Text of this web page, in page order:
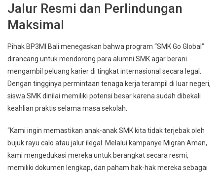
Jalur Resmi dan Perlindungan
Maksimal
Pihak BP3MI Bali menegaskan bahwa program “SMK Go Global”
dirancang untuk mendorong para alumni SMK agar berani
mengambil peluang karier di tingkat internasional secara legal.
Dengan tingginya permintaan tenaga kerja terampil di luar negeri,
siswa SMK dinilai memiliki potensi besar karena sudah dibekali
keahlian praktis selama masa sekolah.
“Kami ingin memastikan anak-anak SMK kita tidak terjebak oleh
bujuk rayu calo atau jalur ilegal. Melalui kampanye Migran Aman,
kami mengedukasi mereka untuk berangkat secara resmi,
memiliki dokumen lengkap, dan paham hak-hak mereka sebagai